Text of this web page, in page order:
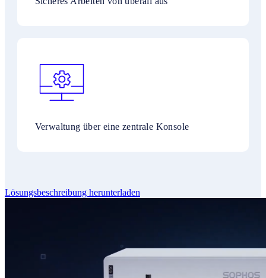
Verwaltung über eine zentrale Konsole
Lösungsbeschreibung herunterladen